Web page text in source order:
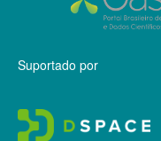
Suportado por